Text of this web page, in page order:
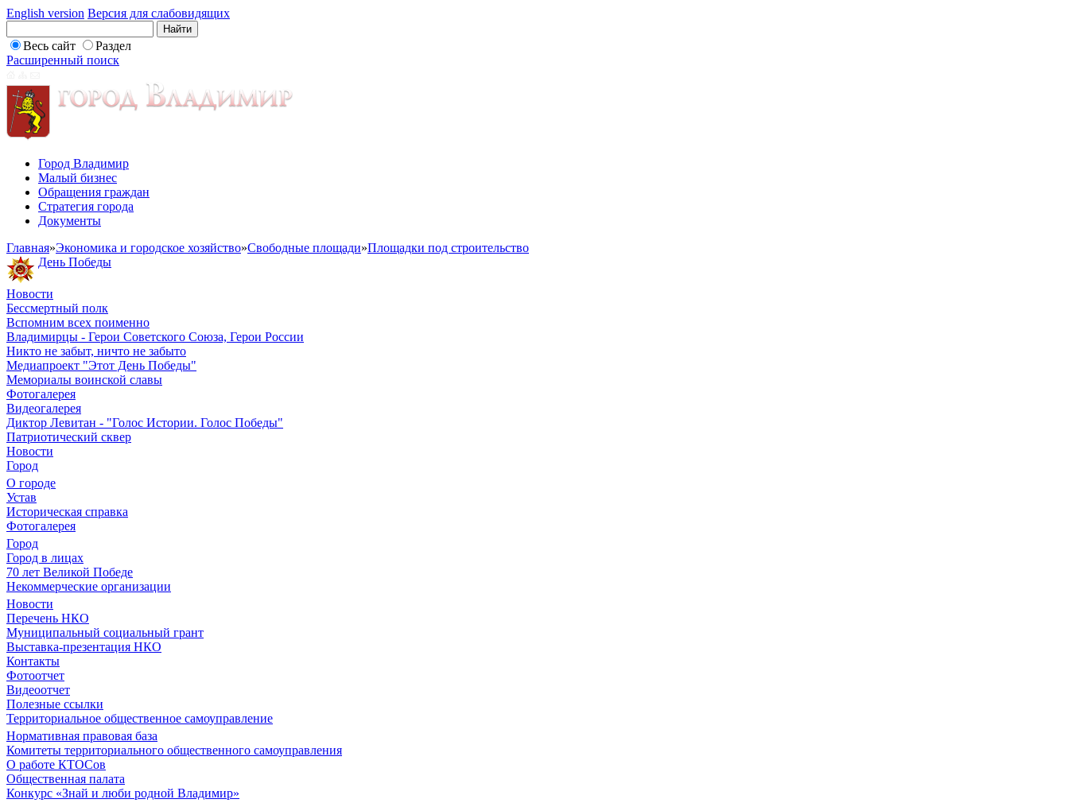
English version Версия для слабовидящих
Весь сайт
Раздел
Расширенный поиск
Город Владимир
Малый бизнес
Обращения граждан
Стратегия города
Документы
Главная»Экономика и городское хозяйство»Свободные площади»Площадки под строительство
День Победы
Новости
Бессмертный полк
Вспомним всех поименно
Владимирцы - Герои Советского Союза, Герои России
Никто не забыт, ничто не забыто
Медиапроект "Этот День Победы"
Мемориалы воинской славы
Фотогалерея
Видеогалерея
Диктор Левитан - "Голос Истории. Голос Победы"
Патриотический сквер
Новости
Город
О городе
Устав
Историческая справка
Фотогалерея
Город
Город в лицах
70 лет Великой Победе
Некоммерческие организации
Новости
Перечень НКО
Муниципальный социальный грант
Выставка-презентация НКО
Контакты
Фотоотчет
Видеоотчет
Полезные ссылки
Территориальное общественное самоуправление
Нормативная правовая база
Комитеты территориального общественного самоуправления
О работе КТОСов
Общественная палата
Конкурс «Знай и люби родной Владимир»